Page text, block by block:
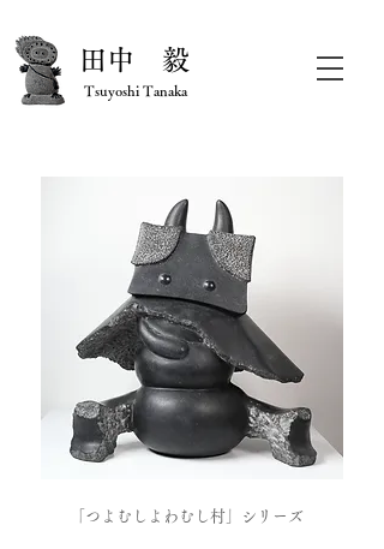
​田中 毅
Tsuyoshi Tanaka
​「つよむしよわむし村」シリーズ